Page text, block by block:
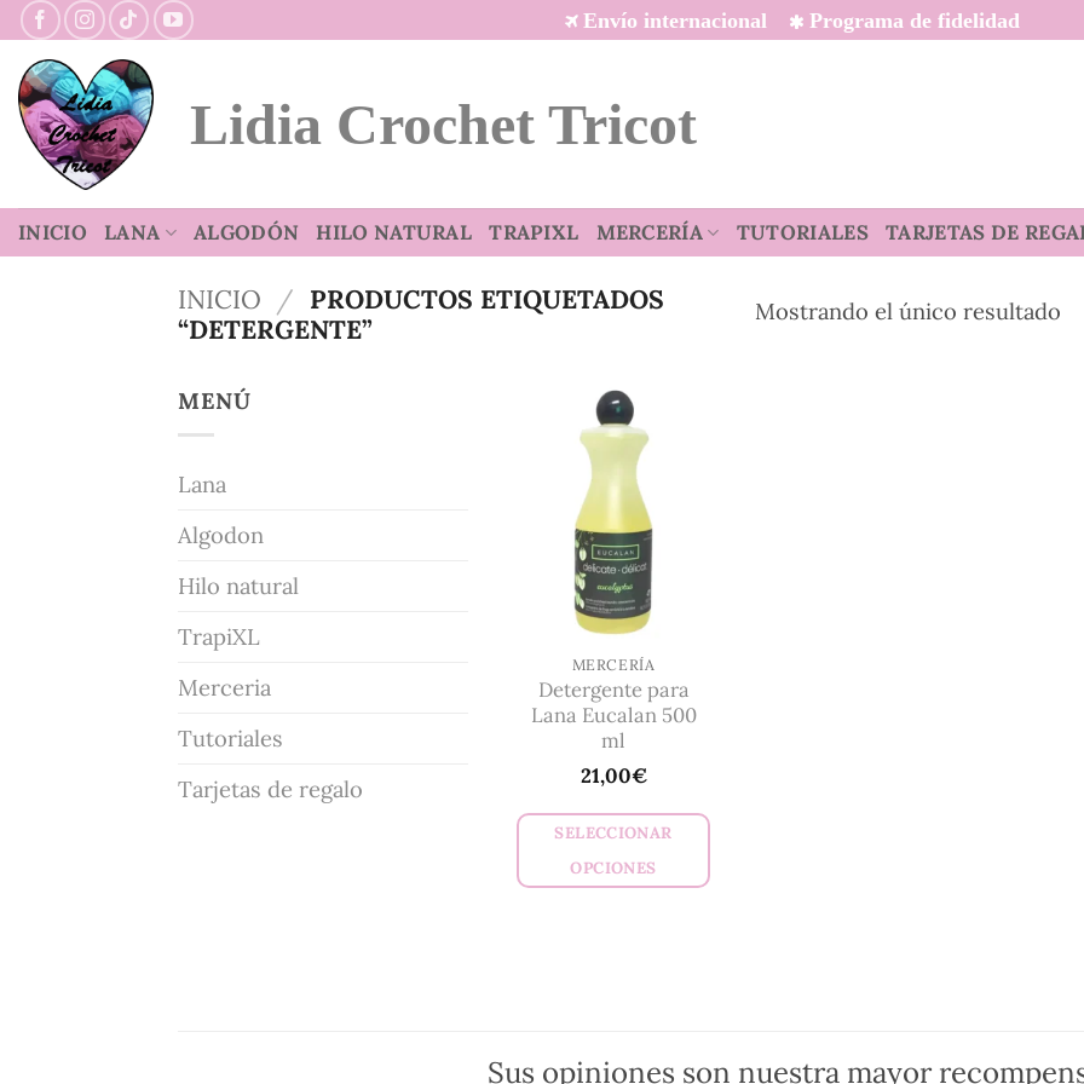
Saltar
contenido
Envío internacional Programa de fidelidad
Lidia Crochet Tricot
INICIO LANA ALGODÓN HILO NATURAL TRAPIXL MERCERÍA TUTORIALES TARJETAS DE
INICIO / PRODUCTOS ETIQUETADOS
“DETERGENTE”
Mostrando el único resultado
MENÚ
Lana
Algodon
Hilo natural
TrapiXL
Merceria
Tutoriales
Tarjetas de regalo
MERCERÍA
Detergente para
Lana Eucalan 500
ml
21,00€
SELECCIONAR
OPCIONES
Sus opiniones son nuestra mayor